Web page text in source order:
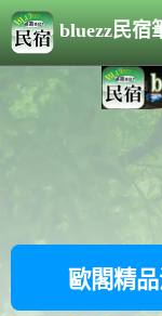
bluezz民宿
歐閣精